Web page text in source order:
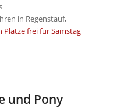
in Regenstauf,
Plätze frei für Samstag
und Pony